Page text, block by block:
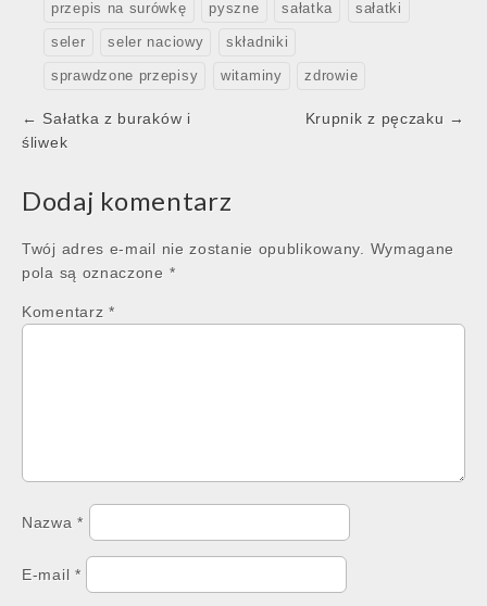
przepis na surówkę pyszne sałatka sałatki
seler seler naciowy składniki
sprawdzone przepisy witaminy zdrowie
Post
navigation
← Sałatka z buraków i
śliwek
Krupnik z pęczaku →
Dodaj komentarz
Twój adres e-mail nie zostanie opublikowany.
Wymagane
pola są oznaczone *
Komentarz *
Nazwa*
E-mail *